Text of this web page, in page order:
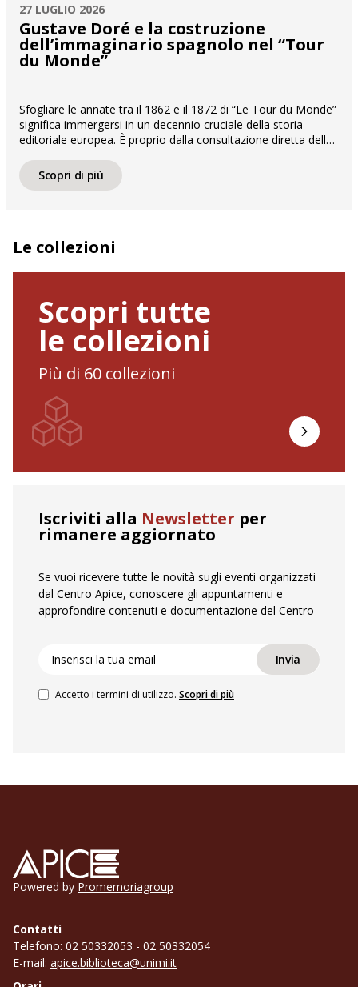
27 LUGLIO 2026
Gustave Doré e la costruzione
dell’immaginario spagnolo nel “Tour
du Monde”
Sfogliare le annate tra il 1862 e il 1872 di “Le Tour du Monde”
significa immergersi in un decennio cruciale della storia
editoriale europea. È proprio dalla consultazione diretta della
Charton, che prende vita questo articolo dedicato alla
costruzione dell’immaginario spagnolo. Custodito nel Fondo
Scopri di più
Le collezioni
Scopri tutte
le collezioni
Più di 60 collezioni
scopri le
Iscriviti alla Newsletter per
rimanere aggiornato
Se vuoi ricevere tutte le novità sugli eventi organizzati
dal Centro Apice, conoscere gli appuntamenti e
approfondire contenuti e documentazione del Centro
La tua email Invia
Accetto i termini di utilizzo. Scopri di più
Apice
Powered by Promemoriagroup
Contatti
Telefono: 02 50332053 - 02 50332054
E-mail: apice.biblioteca@unimi.it